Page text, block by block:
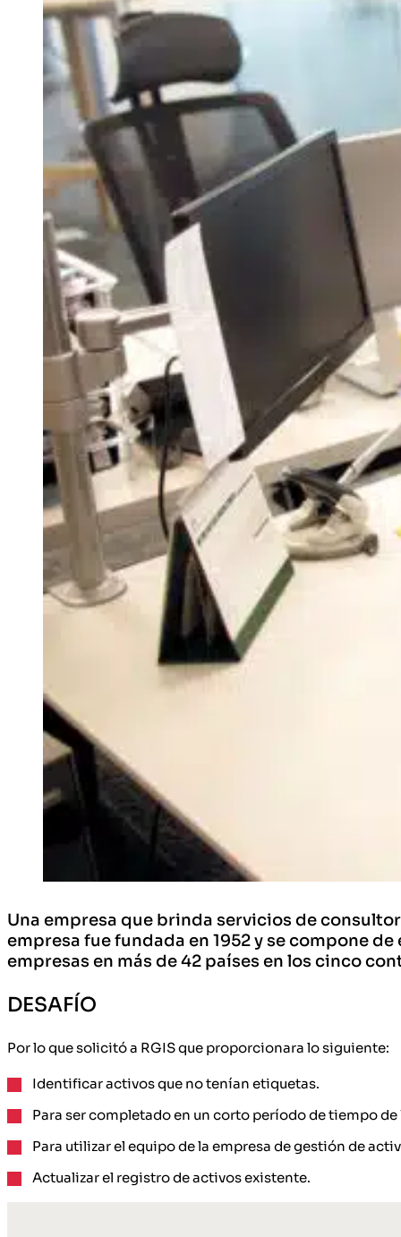
Una empresa que brinda servicios de
empresa fue fundada en 1952 y se compone
empresas en más de 42 países en los cinco
DESAFÍO
Por lo que solicitó a RGIS que proporcionara lo siguiente:
Identificar activos que no tenían etiquetas.
Para ser completado en un corto período de tiempo de
Para utilizar el equipo de la empresa de gestión de
Actualizar el registro de activos existente.